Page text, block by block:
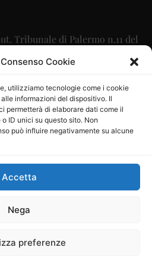
Cookie
utilizziamo tecnologie come i cookie
informazioni del dispositivo. Il
permetterà di elaborare dati come il
ID unici su questo sito. Non
può influire negativamente su alcune
Accetta
Nega
preferenze
Tribunale di Palermo n.11 del
09/2015
Maurizio Scaglione
Maria Calabrese
06334930820
Società Cooperativa a r.l. è
Operatori di Comunicazione al
srl–info@ladigitale.it